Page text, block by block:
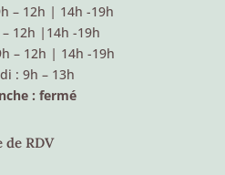
– 12h | 14h -19h
12h | 14h -19h
– 12h | 14h -19h
: 9h – 13h
: fermé
de RDV